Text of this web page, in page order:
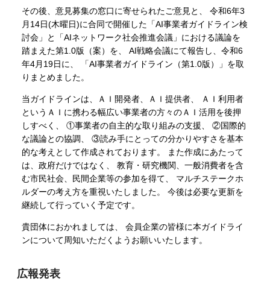
その後、意見募集の窓口に寄せられたご意見と、 令和6年3
月14日(木曜日)に合同で開催した「AI事業者ガイドライン検
討会」と「AIネットワーク社会推進会議」における議論を
踏まえた第1.0版（案）を、 AI戦略会議にて報告し、令和6
年4月19日に、 「AI事業者ガイドライン（第1.0版）」を取
りまとめました。
当ガイドラインは、ＡＩ開発者、ＡＩ提供者、 ＡＩ利用者
というＡＩに携わる幅広い事業者の方々のＡＩ活用を後押
しすべく、 ①事業者の自主的な取り組みの支援、 ②国際的
な議論との協調、 ③読み手にとっての分かりやすさを基本
的な考えとして作成されております。 また作成にあたって
は、政府だけではなく、 教育・研究機関、一般消費者を含
む市民社会、民間企業等の参加を得て、 マルチステークホ
ルダーの考え方を重視いたしました。 今後は必要な更新を
継続して行っていく予定です。
貴団体におかれましては、 会員企業の皆様に本ガイドライ
ンについて周知いただくようお願いいたします。
広報発表